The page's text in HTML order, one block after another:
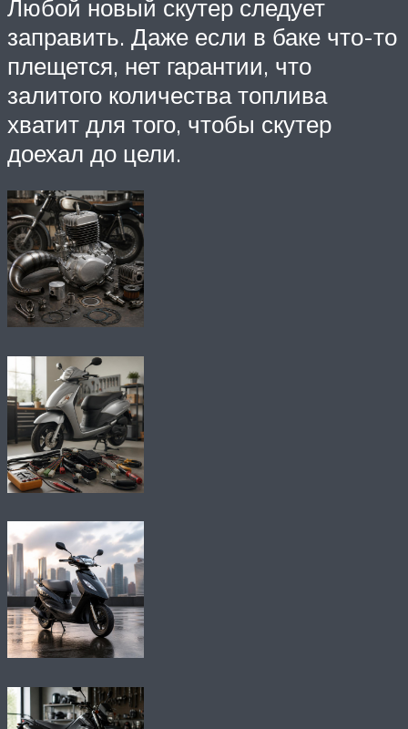
Любой новый скутер следует
заправить. Даже если в баке что-то
плещется, нет гарантии, что
залитого количества топлива
хватит для того, чтобы скутер
доехал до цели.